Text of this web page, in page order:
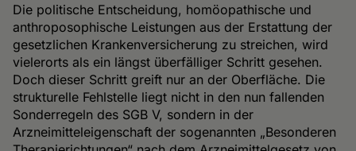
Die politische Entscheidung, homöopathische und
anthroposophische Leistungen aus der Erstattung der
gesetzlichen Krankenversicherung zu streichen, wird
vielerorts als ein längst überfälliger Schritt gesehen.
Doch dieser Schritt greift nur an der Oberfläche. Die
strukturelle Fehlstelle liegt nicht in den nun fallenden
Sonderregeln des SGB V, sondern in der
Arzneimitteleigenschaft der sogenannten „Besonderen